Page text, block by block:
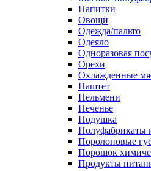
Напитки
Овощи
Одежда/пальто
Одеяло
Одноразовая
Орехи
Охлажденные
Паштет
Пельмени
Печенье
Подушка
Полуфабрикаты
Поролоновые
Порошок
Продукты